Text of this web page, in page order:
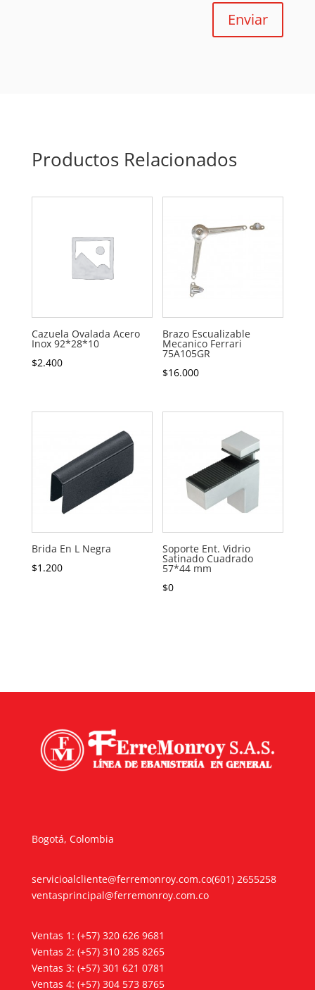
Enviar
Productos Relacionados
Cazuela Ovalada Acero
Inox 92*28*10
$2.400
Brazo Escualizable
Mecanico Ferrari
75A105GR
$16.000
Brida En L Negra
$1.200
Soporte Ent. Vidrio
Satinado Cuadrado
57*44 mm
$0
Bogotá, Colombia
servicioalcliente@ferremonroy.com.co
ventasprincipal@ferremonroy.com.co
(601) 2655258
Ventas 1: (+57) 320 626 9681
Ventas 2: (+57) 310 285 8265
Ventas 3: (+57) 301 621 0781
Ventas 4: (+57) 304 573 8765